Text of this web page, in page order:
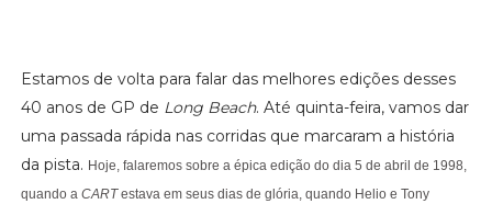
Estamos de volta para falar das melhores edições desses
40 anos de GP de Long Beach. Até quinta-feira, vamos dar
uma passada rápida nas corridas que marcaram a história
da pista. Hoje, falaremos sobre a épica edição do dia 5 de abril de 1998,
quando a CARTestava em seus dias de glória, quando Helio e Tony